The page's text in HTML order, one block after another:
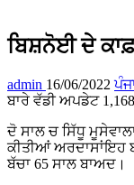
ਬਿਸ਼ਨੋਈ ਦੇ
admin 16/06/2022
ਬਾਰੇ ਵੱਡੀ ਅਪਡੇਟ
ਦੋ ਸਾਲ ਚ ਸਿੱਧੂ
ਕੀਤੀਆਂ ਅਰਦਾਸਾਂਇਹ
ਬੱਚਾ 65 ਸਾਲ ਬਾਅਦ।